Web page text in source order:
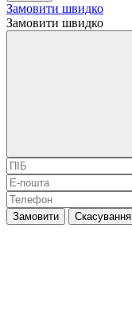
Замовити швидко
Замовити швидко
Замовити Скасування